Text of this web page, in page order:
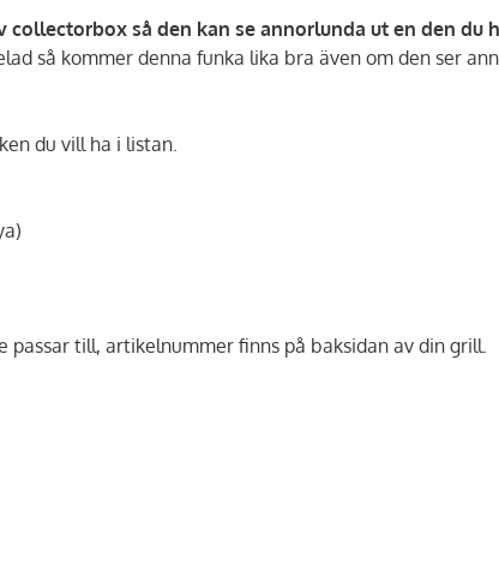
collectorbox så den kan se annorlunda ut en den du
så kommer denna funka lika bra även om den ser
du vill ha i listan.
passar till, artikelnummer finns på baksidan av din grill.